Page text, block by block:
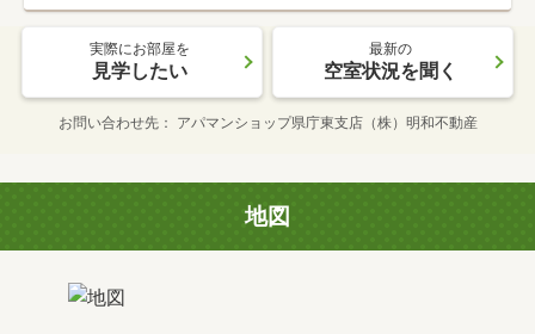
実際にお部屋を
見学したい
最新の
空室状況を聞く
お問い合わせ先 アパマンショップ県庁東支店（株）明和不動産
地図